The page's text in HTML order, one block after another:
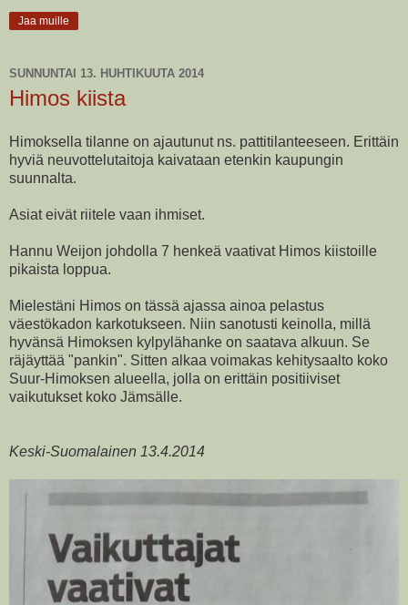
Jaa muille
SUNNUNTAI 13. HUHTIKUUTA 2014
Himos kiista
Himoksella tilanne on ajautunut ns. pattitilanteeseen. Erittäin
hyviä neuvottelutaitoja kaivataan etenkin kaupungin
suunnalta.
Asiat eivät riitele vaan ihmiset.
Hannu Weijon johdolla 7 henkeä vaativat Himos kiistoille
pikaista loppua.
Mielestäni Himos on tässä ajassa ainoa pelastus
väestökadon karkotukseen. Niin sanotusti keinolla, millä
hyvänsä Himoksen kylpylähanke on saatava alkuun. Se
räjäyttää "pankin". Sitten alkaa voimakas kehitysaalto koko
Suur-Himoksen alueella, jolla on erittäin positiiviset
vaikutukset koko Jämsälle.
Keski-Suomalainen 13.4.2014